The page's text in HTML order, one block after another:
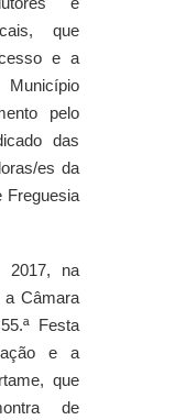
que
e a
pelo
das
es da
Freguesia
2017, na
a Câmara
Festa
e a
que
de